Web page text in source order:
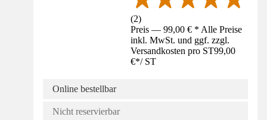
(2)
Preis — 99,00 € * Alle Preise
inkl. MwSt. und ggf. zzgl.
Versandkosten pro ST99,00
€*/ ST
Online bestellbar
Nicht reservierbar